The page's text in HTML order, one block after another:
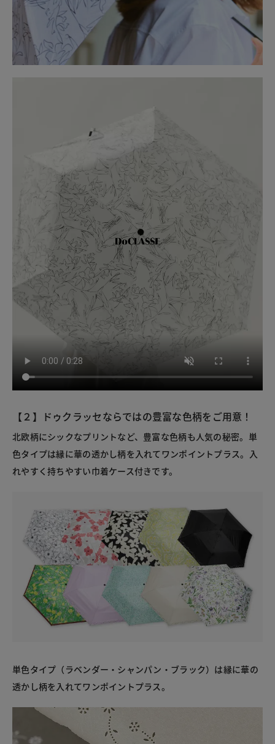
【２】ドゥクラッセならではの豊富な色柄をご用意！
北欧柄にシックなプリントなど、豊富な色柄も人気の秘密。単
色タイプは縁に華の透かし柄を入れてワンポイントプラス。入
れやすく持ちやすい巾着ケース付きです。
単色タイプ（ラベンダー・シャンパン・ブラック）は縁に華の
透かし柄を入れてワンポイントプラス。